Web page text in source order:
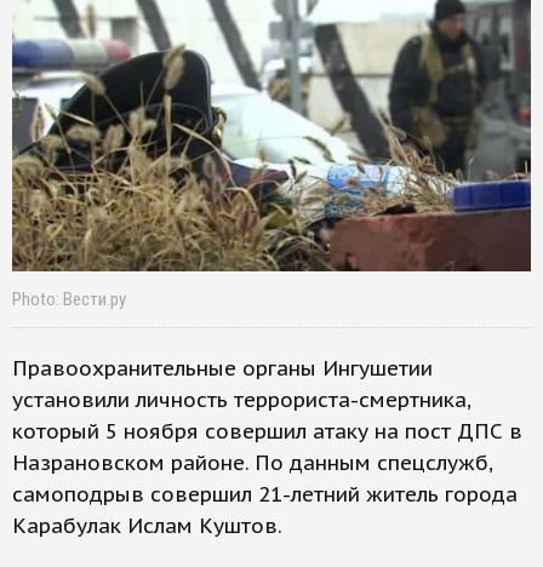
Photo: Вести.ру
Правоохранительные органы Ингушетии
установили личность террориста-смертника,
который 5 ноября совершил атаку на пост ДПС в
Назрановском районе. По данным спецслужб,
самоподрыв совершил 21-летний житель города
Карабулак Ислам Куштов.